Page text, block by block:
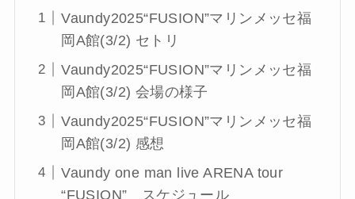
Vaundy2025“FUSION”マリンメッセ福
岡A館(3/2) セトリ
Vaundy2025“FUSION”マリンメッセ福
岡A館(3/2) 会場の様子
Vaundy2025“FUSION”マリンメッセ福
岡A館(3/2) 感想
Vaundy one man live ARENA tour
“FUSION” スケジュール